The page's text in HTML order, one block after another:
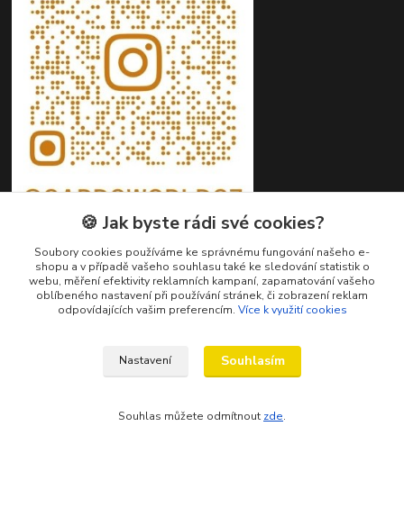
Kontakty
+420 607 583 609
info@cardsworld.cz
🍪 Jak byste rádi své cookies?
Soubory cookies používáme ke správnému fungování našeho e-
shopu a v případě vašeho souhlasu také ke sledování statistik o
webu, měření efektivity reklamních kampaní, zapamatování vašeho
oblíbeného nastavení při používání stránek, či zobrazení reklam
odpovídajících vašim preferencím. Více k využití cookies
Nastavení Souhlasím
Souhlas můžete odmítnout zde.